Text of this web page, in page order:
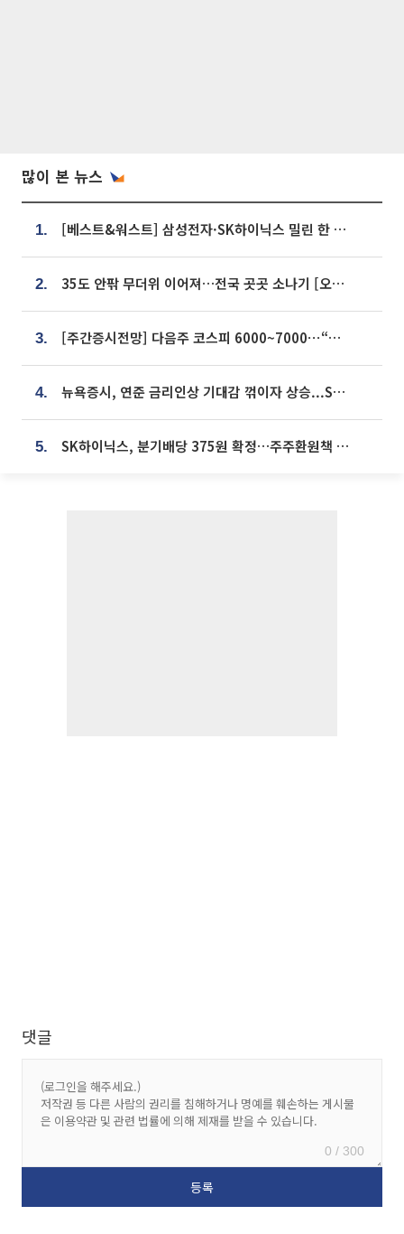
많이 본 뉴스
1. [베스트&워스트] 삼성전자·SK하이닉스 밀린 한 주…상상인증권은 85% 급등
2. 35도 안팎 무더위 이어져…전국 곳곳 소나기 [오늘 날씨]
3. [주간증시전망] 다음주 코스피 6000~7000⋯“外人 수급은 정책이 변수”
4. 뉴욕증시, 연준 금리인상 기대감 꺾이자 상승...S&P500 사상 최고치 [종합]
5. SK하이닉스, 분기배당 375원 확정…주주환원책 9월로 앞당겨 발표
댓글
0 / 300